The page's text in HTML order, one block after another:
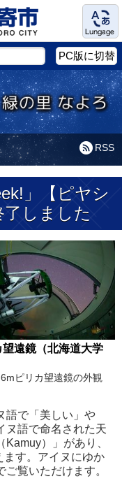
Language
PC版に切替
RSS
」【ピヤシ
しました
望遠鏡（北海道大学
ピリカ望遠鏡の外観
語で「美しい」や
ヌ語で命名された天
）」があり、
ます。アイヌにゆか
覧いただけます。